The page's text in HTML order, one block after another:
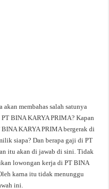
membahas salah satunya
BINA KARYA PRIMA? Kapan
KARYA PRIMA bergerak di
siapa? Dan berapa gaji di PT
itu akan di jawab di sini. Tidak
lowongan kerja di PT BINA
karna itu tidak menunggu
ini.